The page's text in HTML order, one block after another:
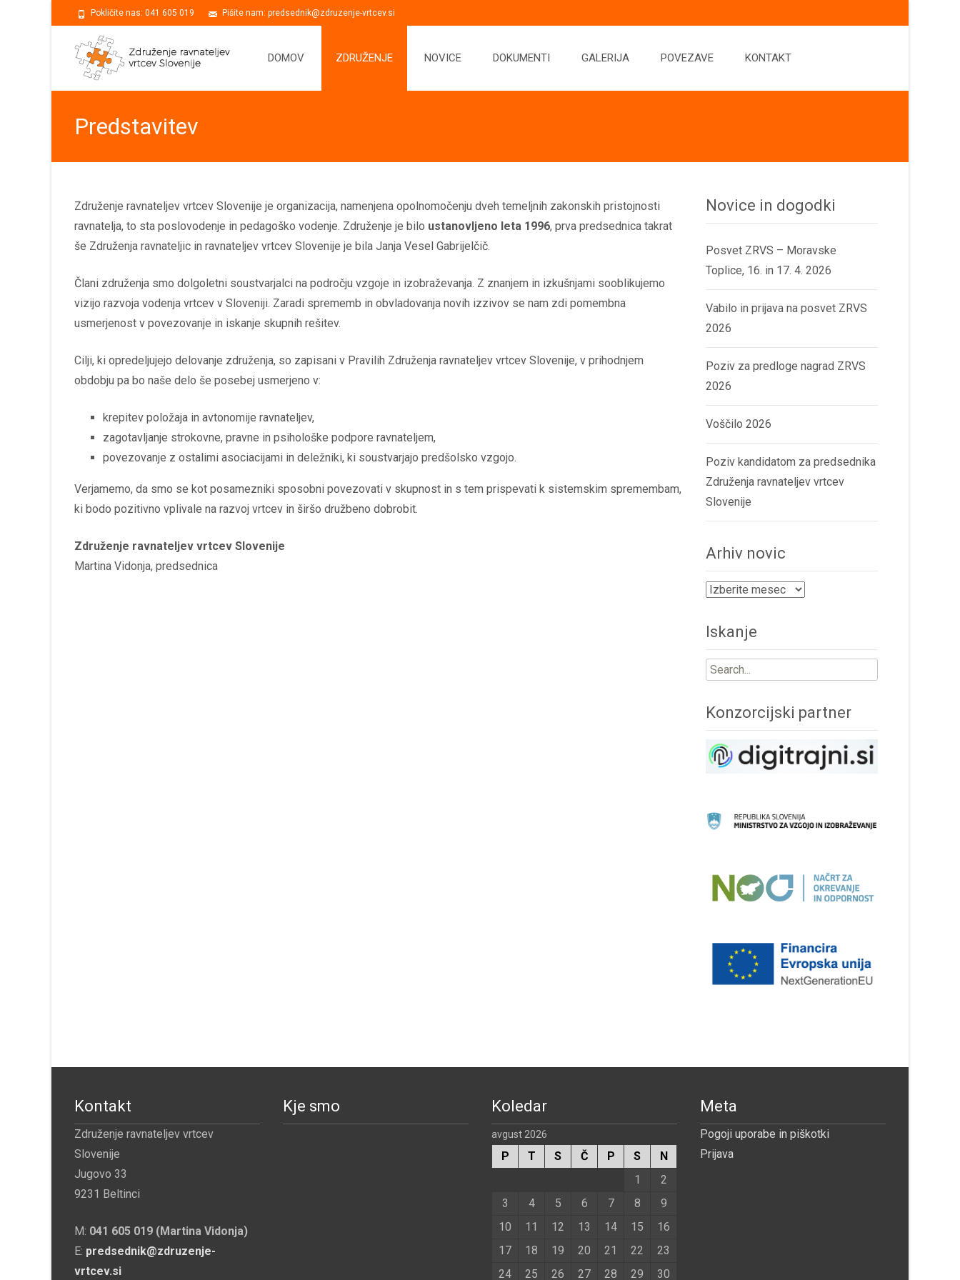
Pokličite nas: 041 605 019 Pišite nam: predsednik@zdruzenje-vrtcev.si
DOMOV ZDRUŽENJE NOVICE DOKUMENTI GALERIJA POVEZAVE KONTAKT
Predstavitev
Združenje ravnateljev vrtcev Slovenije je organizacija, namenjena opolnomočenju dveh temeljnih zakonskih pristojnosti
ravnatelja, to sta poslovodenje in pedagoško vodenje. Združenje je bilo ustanovljeno leta 1996, prva predsednica takrat
še Združenja ravnateljic in ravnateljev vrtcev Slovenije je bila Janja Vesel Gabrijelčič.
Člani združenja smo dolgoletni soustvarjalci na področju vzgoje in izobraževanja. Z znanjem in izkušnjami sooblikujemo
vizijo razvoja vodenja vrtcev v Sloveniji. Zaradi sprememb in obvladovanja novih izzivov se nam zdi pomembna
usmerjenost v povezovanje in iskanje skupnih rešitev.
Cilji, ki opredeljujejo delovanje združenja, so zapisani v Pravilih Združenja ravnateljev vrtcev Slovenije, v prihodnjem
obdobju pa bo naše delo še posebej usmerjeno v:
krepitev položaja in avtonomije ravnateljev,
zagotavljanje strokovne, pravne in psihološke podpore ravnateljem,
povezovanje z ostalimi asociacijami in deležniki, ki soustvarjajo predšolsko vzgojo.
Verjamemo, da smo se kot posamezniki sposobni povezovati v skupnost in s tem prispevati k sistemskim spremembam,
ki bodo pozitivno vplivale na razvoj vrtcev in širšo družbeno dobrobit.
Združenje ravnateljev vrtcev Slovenije
Martina Vidonja, predsednica
Novice in dogodki
Posvet ZRVS – Moravske
Toplice, 16. in 17. 4. 2026
Vabilo in prijava na posvet ZRVS
2026
Poziv za predloge nagrad ZRVS
2026
Voščilo 2026
Poziv kandidatom za predsednika
Združenja ravnateljev vrtcev
Slovenije
Arhiv novic
Arhiv
Iskanje
Search
Konzorcijski partner
Kontakt
Združenje ravnateljev vrtcev
Slovenije
Jugovo 33
9231 Beltinci
M: 041 605 019 (Martina Vidonja)
E: predsednik@zdruzenje-
vrtcev.si
Kje smo Koledar
avgust 2026
P T S Č P S
N
1
2
3
4 5 6 7 8
9
10
11 12 13 14 15
16
17
18 19 20 21 22
23
24
25 26 27 28 29 30
Meta
Pogoji uporabe in piškotki
Prijava